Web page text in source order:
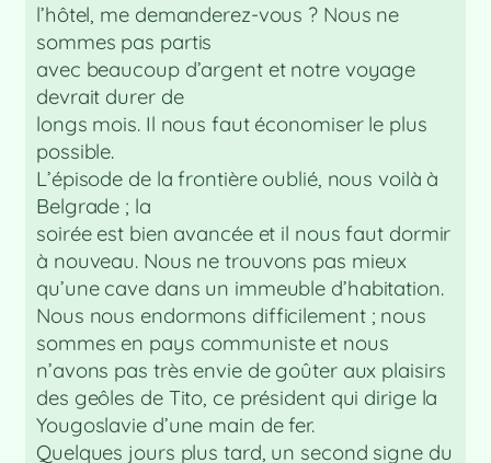
l’hôtel, me demanderez-vous ? Nous ne
sommes pas partis
avec beaucoup d’argent et notre voyage
devrait durer de
longs mois. Il nous faut économiser le plus
possible.
L’épisode de la frontière oublié, nous voilà à
Belgrade ; la
soirée est bien avancée et il nous faut dormir
à nouveau. Nous ne trouvons pas mieux
qu’une cave dans un immeuble d’habitation.
Nous nous endormons difficilement ; nous
sommes en pays communiste et nous
n’avons pas très envie de goûter aux plaisirs
des geôles de Tito, ce président qui dirige la
Yougoslavie d’une main de fer.
Quelques jours plus tard, un second signe du